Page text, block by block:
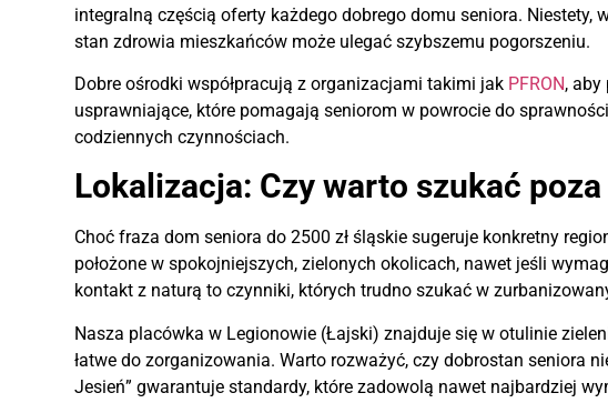
integralną częścią oferty każdego dobrego domu seniora.
stan zdrowia mieszkańców może ulegać szybszemu pogorszeniu.
Dobre ośrodki współpracują z organizacjami takimi jak PFRON, aby
usprawniające, które pomagają seniorom w powrocie do
codziennych czynnościach.
Lokalizacja: Czy warto szukać
Choć fraza dom seniora do 2500 zł śląskie sugeruje konkretny
położone w spokojniejszych, zielonych okolicach, nawet jeśli
kontakt z naturą to czynniki, których trudno szukać w
Nasza placówka w Legionowie (Łajski) znajduje się w otulinie
łatwe do zorganizowania. Warto rozważyć, czy dobrostan seniora
Jesień” gwarantuje standardy, które zadowolą nawet najbardziej